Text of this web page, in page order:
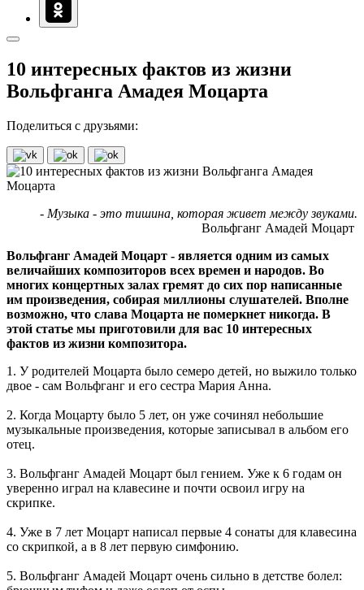
10 интересных фактов из жизни
Вольфганга Амадея Моцарта
Поделиться с друзьями:
- Музыка - это тишина, которая живет между звуками.
Вольфганг Амадей Моцарт
Вольфганг Амадей Моцарт - является одним из самых
величайших композиторов всех времен и народов. Во
многих концертных залах гремят до сих пор написанные
им произведения, собирая миллионы слушателей. Вполне
возможно, что слава Моцарта не померкнет никогда. В
этой статье мы приготовили для вас 10 интересных
фактов из жизни композитора.
1. У родителей Моцарта было семеро детей, но выжило только
двое - сам Вольфганг и его сестра Мария Анна.
2. Когда Моцарту было 5 лет, он уже сочинял небольшие
музыкальные произведения, которые записывал в альбом его
отец.
3. Вольфганг Амадей Моцарт был гением. Уже к 6 годам он
уверенно играл на клавесине и почти освоил игру на
скрипке.
4. Уже в 7 лет Моцарт написал первые 4 сонаты для клавесина
со скрипкой, а в 8 лет первую симфонию.
5. Вольфганг Амадей Моцарт очень сильно в детстве болел: